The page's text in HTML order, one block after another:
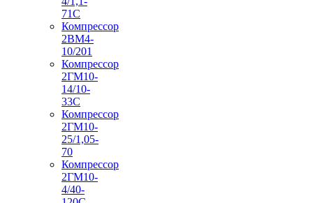
71С
Компрессор
2ВМ4-
10/201
Компрессор
2ГМ10-
14/10-
33С
Компрессор
2ГМ10-
25/1,05-
70
Компрессор
2ГМ10-
4/40-